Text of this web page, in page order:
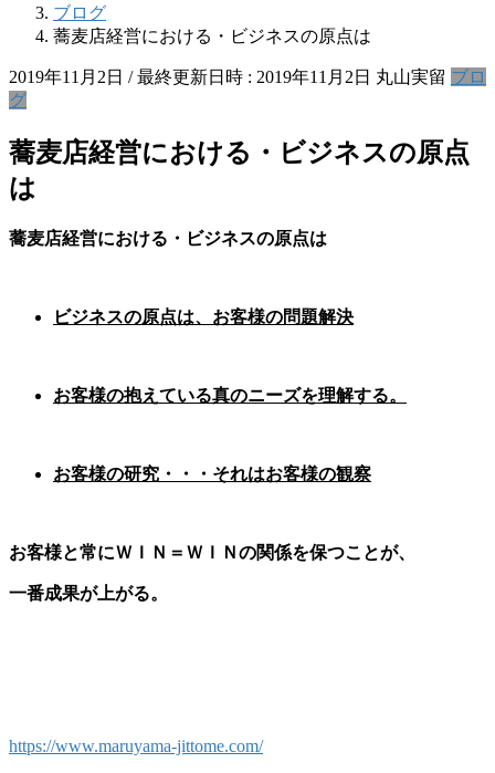
ブログ
蕎麦店経営における・ビジネスの原点は
2019年11月2日 / 最終更新日時 : 2019年11月2日 丸山実留 ブロ
グ
蕎麦店経営における・ビジネスの原点
は
蕎麦店経営における・ビジネスの原点は
ビジネスの原点は、お客様の問題解決
お客様の抱えている真のニーズを理解する。
お客様の研究・・・それはお客様の観察
お客様と常にＷＩＮ＝ＷＩＮの関係を保つことが、
一番成果が上がる。
https://www.maruyama-jittome.com/